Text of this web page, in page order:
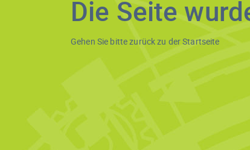
Die Seite
Gehen Sie bitte zurück zu derStartseite